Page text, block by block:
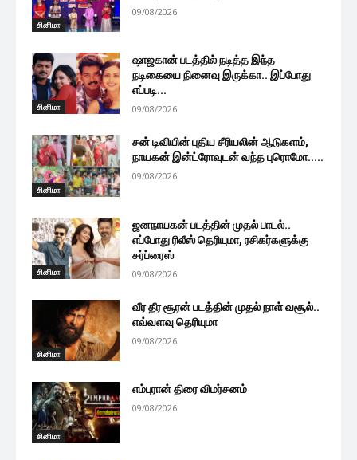
சினிமா
09/08/2026
சினிமா
ஷாஜகான் படத்தில் நடித்த இந்த
நடிகையை நினைவு இருக்கா.. இப்போது
எப்படி...
09/08/2026
சினிமா
சன் டிவியின் புதிய சீரியலின் ஆடுகளம்,
நாயகன் இன்ட்ரோவுடன் வந்த புரொமோ.....
09/08/2026
சினிமா
ஜனநாயகன் படத்தின் முதல் பாடல்..
எப்போது ரிலீஸ் தெரியுமா, ரசிகர்களுக்கு
சர்ப்ரைஸ்
09/08/2026
சினிமா
வீர தீர சூரன் படத்தின் முதல் நாள் வசூல்..
எவ்வளவு தெரியுமா
09/08/2026
சினிமா
எம்புரான் திரை விமர்சனம்
09/08/2026